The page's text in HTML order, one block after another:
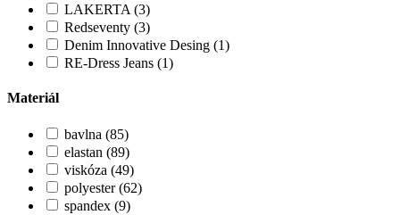
LAKERTA (3)
Redseventy (3)
Denim Innovative Desing (1)
RE-Dress Jeans (1)
Materiál
bavlna (85)
elastan (89)
viskóza (49)
polyester (62)
spandex (9)